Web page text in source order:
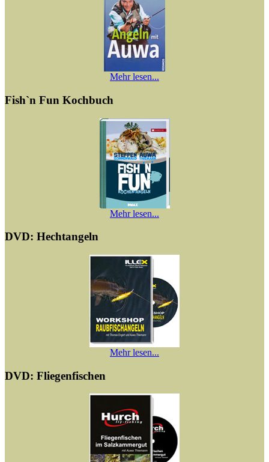
Mehr lesen...
Fish`n Fun Kochbuch
Mehr lesen...
DVD: Hechtangeln
Mehr lesen...
DVD: Fliegenfischen